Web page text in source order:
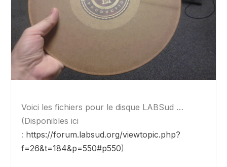
Voici les fichiers pour le disque LABSud …
(Disponibles ici
: https://forum.labsud.org/viewtopic.php?
f=26&t=184&p=550#p550)